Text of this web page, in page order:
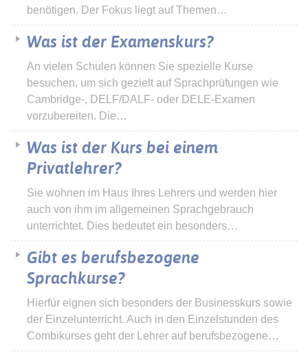
benötigen. Der Fokus liegt auf Themen…
Was ist der Examenskurs?
An vielen Schulen können Sie spezielle Kurse
besuchen, um sich gezielt auf Sprachprüfungen wie
Cambridge-, DELF/DALF- oder DELE-Examen
vorzubereiten. Die…
Was ist der Kurs bei einem
Privatlehrer?
Sie wohnen im Haus Ihres Lehrers und werden hier
auch von ihm im allgemeinen Sprachgebrauch
unterrichtet. Dies bedeutet ein besonders…
Gibt es berufsbezogene
Sprachkurse?
Hierfür eignen sich besonders der Businesskurs sowie
der Einzelunterricht. Auch in den Einzelstunden des
Combikurses geht der Lehrer auf berufsbezogene…